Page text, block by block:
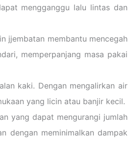
mengganggu lalu lintas dan
jjembatan membantu mencegah
memperpanjang masa pakai
kaki. Dengan mengalirkan air
yang licin atau banjir kecil.
yang dapat mengurangi jumlah
dengan meminimalkan dampak